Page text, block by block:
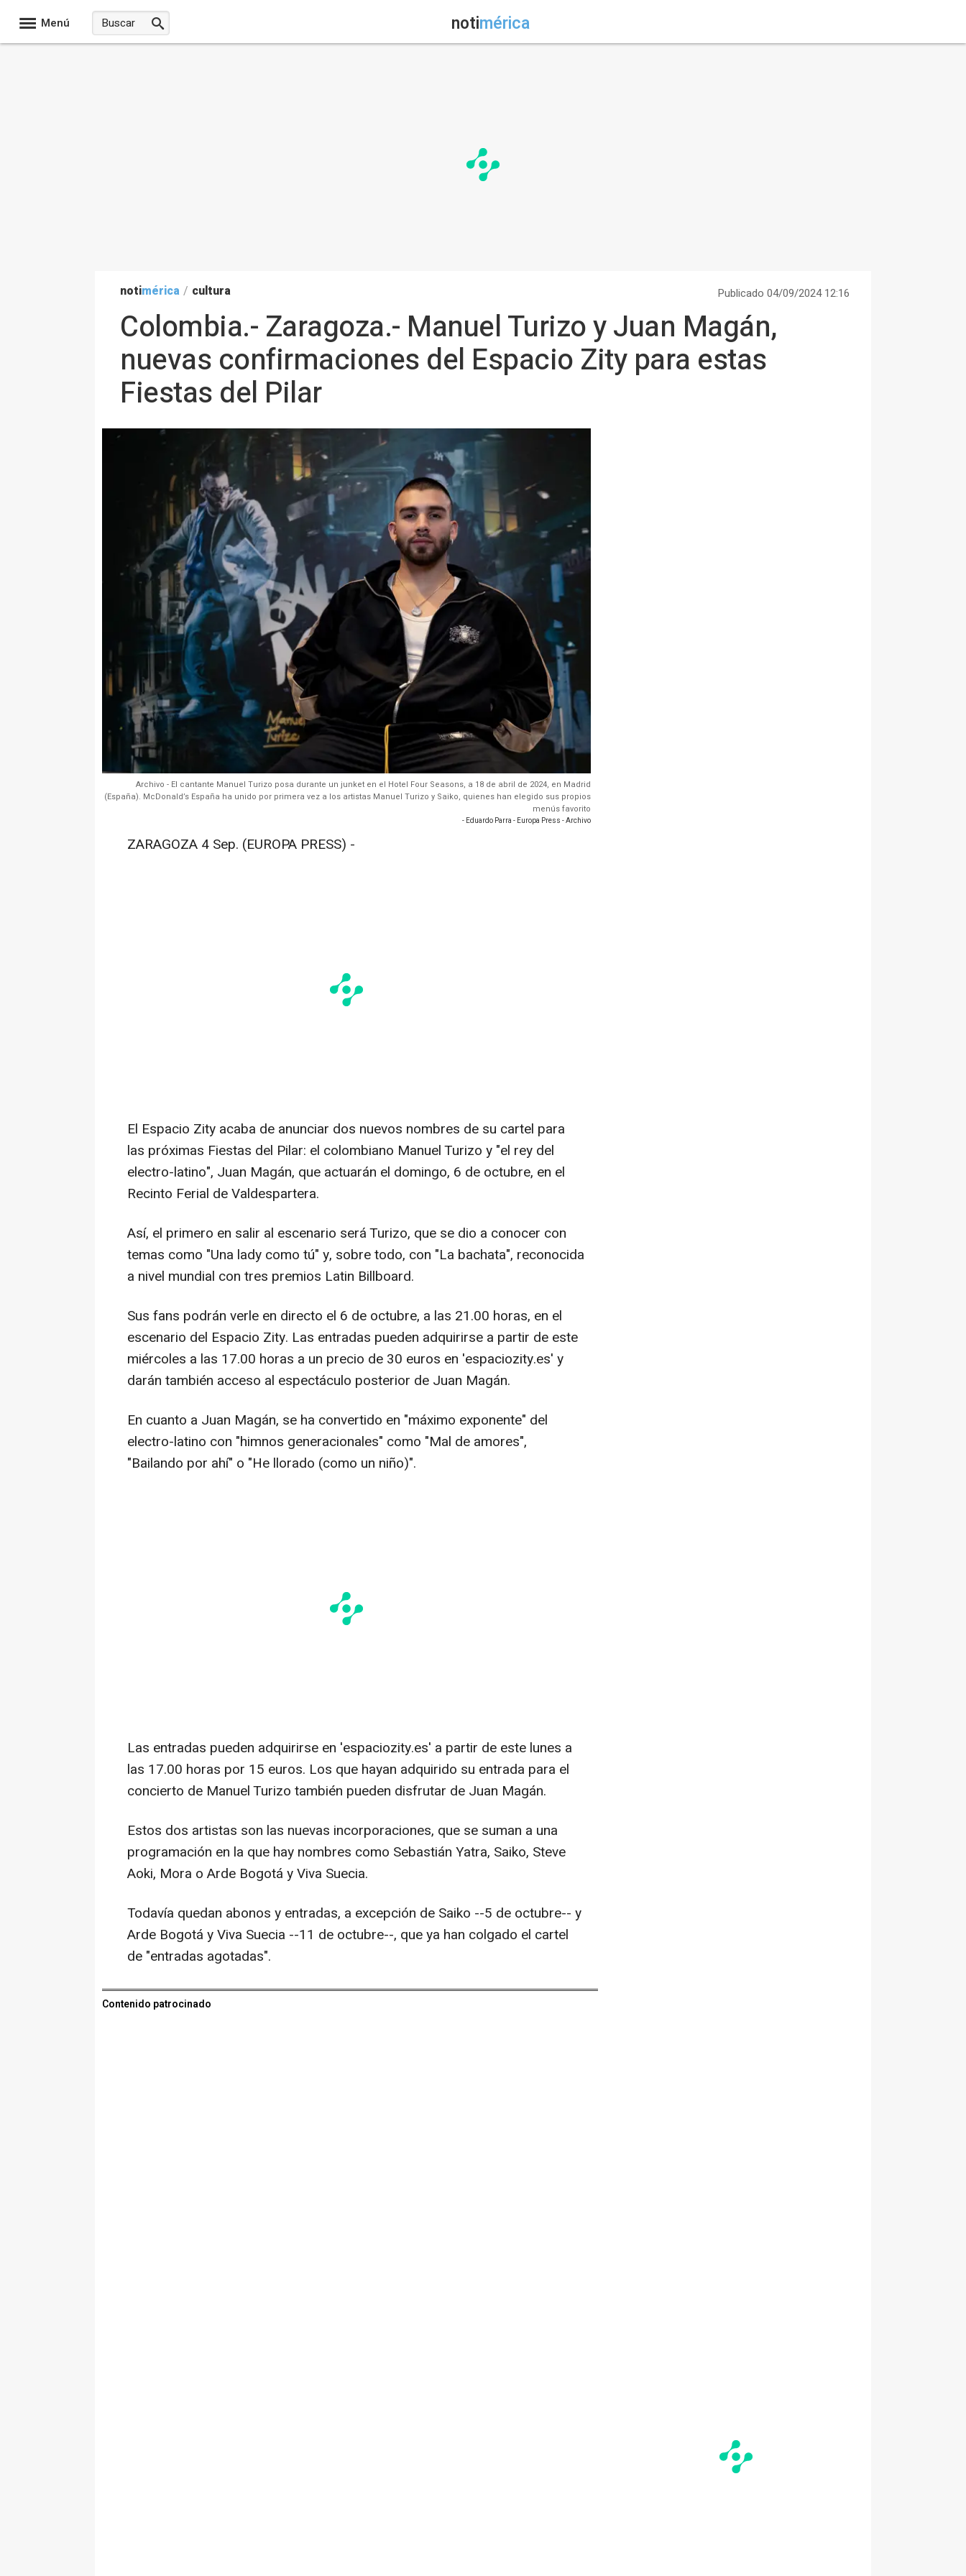
Menú notimérica
notimérica / cultura Publicado 04/09/2024 12:16
Colombia.- Zaragoza.- Manuel Turizo y Juan Magán,
nuevas confirmaciones del Espacio Zity para estas
Fiestas del Pilar
Archivo - El cantante Manuel Turizo posa durante un junket en el Hotel Four Seasons, a 18 de abril de 2024, en Madrid
(España). McDonald’s España ha unido por primera vez a los artistas Manuel Turizo y Saiko, quienes han elegido sus propios
menús favorito
- Eduardo Parra - Europa Press - Archivo
ZARAGOZA 4 Sep. (EUROPA PRESS) -
El Espacio Zity acaba de anunciar dos nuevos nombres de su cartel para
las próximas Fiestas del Pilar: el colombiano Manuel Turizo y "el rey del
electro-latino", Juan Magán, que actuarán el domingo, 6 de octubre, en el
Recinto Ferial de Valdespartera.
Así, el primero en salir al escenario será Turizo, que se dio a conocer con
temas como "Una lady como tú" y, sobre todo, con "La bachata", reconocida
a nivel mundial con tres premios Latin Billboard.
Sus fans podrán verle en directo el 6 de octubre, a las 21.00 horas, en el
escenario del Espacio Zity. Las entradas pueden adquirirse a partir de este
miércoles a las 17.00 horas a un precio de 30 euros en 'espaciozity.es' y
darán también acceso al espectáculo posterior de Juan Magán.
En cuanto a Juan Magán, se ha convertido en "máximo exponente" del
electro-latino con "himnos generacionales" como "Mal de amores",
"Bailando por ahí" o "He llorado (como un niño)".
Las entradas pueden adquirirse en 'espaciozity.es' a partir de este lunes a
las 17.00 horas por 15 euros. Los que hayan adquirido su entrada para el
concierto de Manuel Turizo también pueden disfrutar de Juan Magán.
Estos dos artistas son las nuevas incorporaciones, que se suman a una
programación en la que hay nombres como Sebastián Yatra, Saiko, Steve
Aoki, Mora o Arde Bogotá y Viva Suecia.
Todavía quedan abonos y entradas, a excepción de Saiko --5 de octubre-- y
Arde Bogotá y Viva Suecia --11 de octubre--, que ya han colgado el cartel
de "entradas agotadas".
Contenido patrocinado